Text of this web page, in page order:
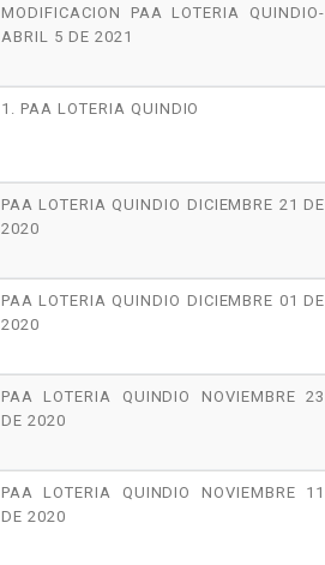
MODIFICACION PAA LOTERIA QUINDIO-
ABRIL 5 DE 2021
1. PAA LOTERIA QUINDIO
PAA LOTERIA QUINDIO DICIEMBRE 21 DE
2020
PAA LOTERIA QUINDIO DICIEMBRE 01 DE
2020
PAA LOTERIA QUINDIO NOVIEMBRE 23
DE 2020
PAA LOTERIA QUINDIO NOVIEMBRE 11
DE 2020